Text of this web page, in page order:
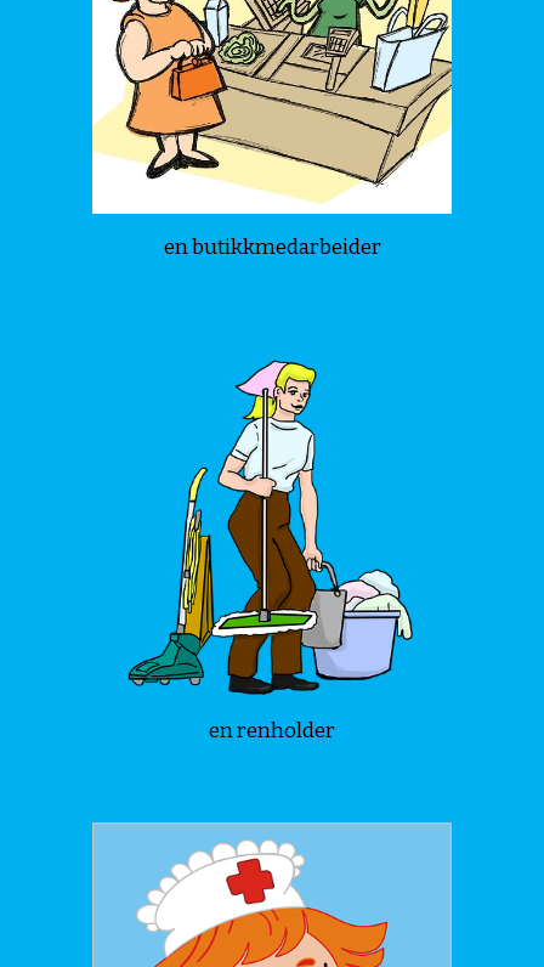
en butikkmedarbeider
en renholder